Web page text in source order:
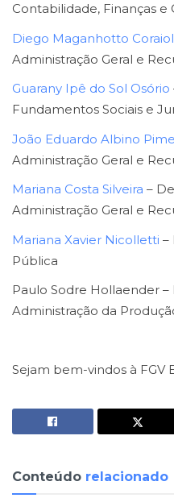
Contabilidade, Finanças e
Diego Maganhotto
Administração Geral e
Guarany Ipê do Sol Osório
Fundamentos Sociais e
João Eduardo Albino
Administração Geral e
Mariana Costa Silveira –
Administração Geral e
Mariana Xavier Nicolletti –
Pública
Paulo Sodre Hollaender
Administração da
Sejam bem-vindos à FGV
Conteúdo relacionado